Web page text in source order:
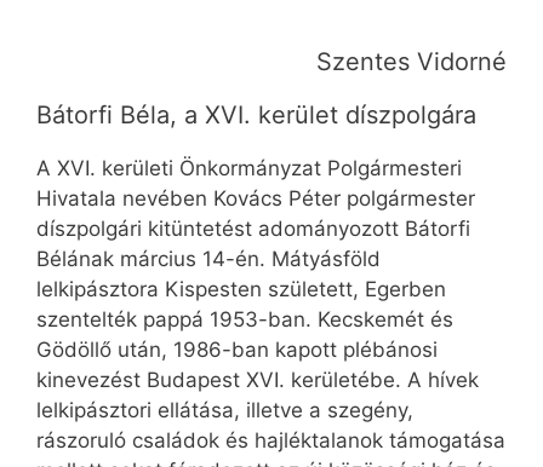
Szentes Vidorné
Bátorfi Béla, a XVI. kerület díszpolgára
A XVI. kerületi Önkormányzat Polgármesteri
Hivatala nevében Kovács Péter polgármester
díszpolgári kitüntetést adományozott Bátorfi
Bélának március 14-én. Mátyásföld
lelkipásztora Kispesten született, Egerben
szentelték pappá 1953-ban. Kecskemét és
Gödöllő után, 1986-ban kapott plébánosi
kinevezést Budapest XVI. kerületébe. A hívek
lelkipásztori ellátása, illetve a szegény,
rászoruló családok és hajléktalanok támogatása